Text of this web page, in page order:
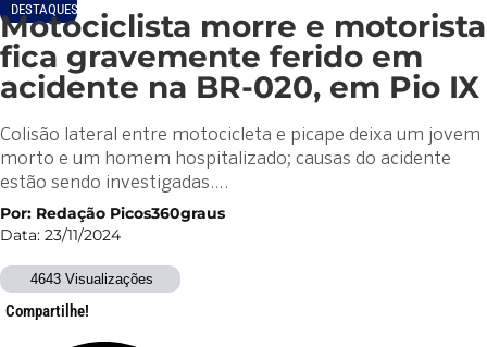
DESTAQUES
Motociclista morre e motorista
fica gravemente ferido em
acidente na BR-020, em Pio IX
Colisão lateral entre motocicleta e picape deixa um jovem
morto e um homem hospitalizado; causas do acidente
estão sendo investigadas….
Por: Redação Picos360graus
Data: 23/11/2024
4643 Visualizações
Compartilhe!